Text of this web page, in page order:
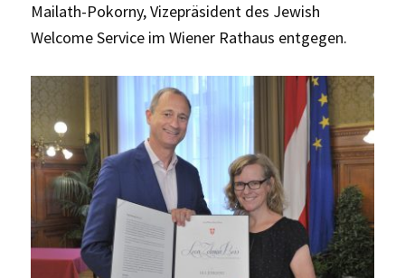
Mailath-Pokorny, Vizepräsident des Jewish
Welcome Service im Wiener Rathaus entgegen.